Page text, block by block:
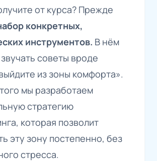
от курса? Прежде
конкретных,
инструментов. В нём
советы вроде
из зоны комфорта».
мы разработаем
стратегию
которая позволит
эту зону постепенно, без
стресса.